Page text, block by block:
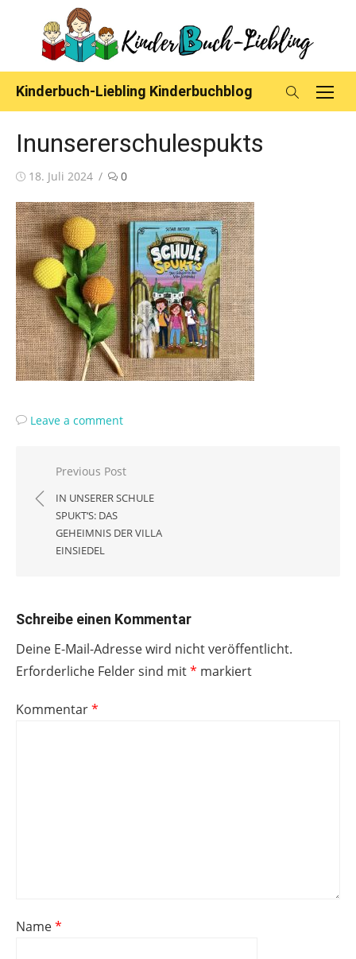
content
Kinderbuch-Liebling Kinderbuchblog
Inunsererschulespukts
Posted
18. Juli 2024 0
Leave a comment
Beitragsnavigation
Previous Post
IN UNSERER SCHULE
SPUKT‘S: DAS
GEHEIMNIS DER VILLA
EINSIEDEL
Schreibe einen Kommentar
Deine E-Mail-Adresse wird nicht veröffentlicht.
Erforderliche Felder sind mit* markiert
Kommentar*
Name*